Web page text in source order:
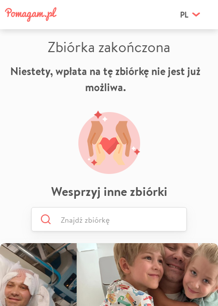
PL
Zbiórka zakończona
Niestety, wpłata na tę zbiórkę nie jest już
możliwa.
Wesprzyj inne zbiórki